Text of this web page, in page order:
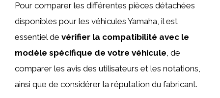
Pour comparer les différentes pièces détachées
disponibles pour les véhicules Yamaha, il est
essentiel de vérifier la compatibilité avec le
modèle spécifique de votre véhicule, de
comparer les avis des utilisateurs et les notations,
ainsi que de considérer la réputation du fabricant.